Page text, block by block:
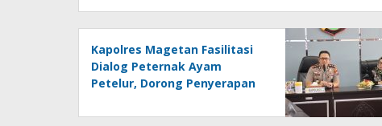
Kapolres Magetan Fasilitasi
Dialog Peternak Ayam
Petelur, Dorong Penyerapan